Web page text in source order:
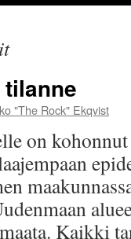
"The Rock" Ekqvist
on
Kaikki